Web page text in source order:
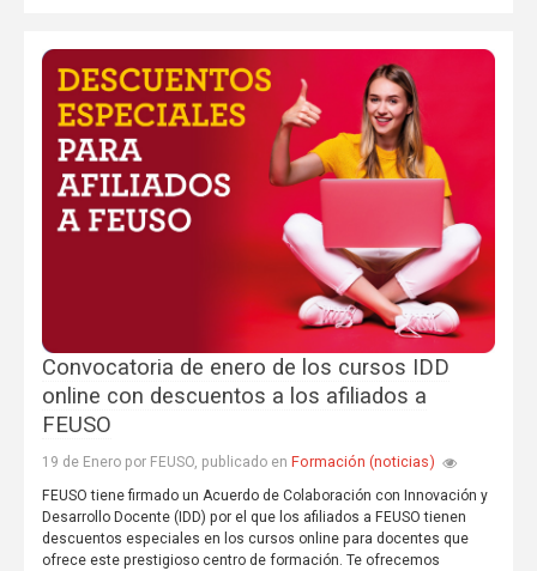
Convocatoria de enero de los cursos IDD
online con descuentos a los afiliados a
FEUSO
19 de Enero por FEUSO, publicado en Formación (noticias)
FEUSO tiene firmado un Acuerdo de Colaboración con Innovación y
Desarrollo Docente (IDD) por el que los afiliados a FEUSO tienen
descuentos especiales en los cursos online para docentes que
ofrece este prestigioso centro de formación. Te ofrecemos